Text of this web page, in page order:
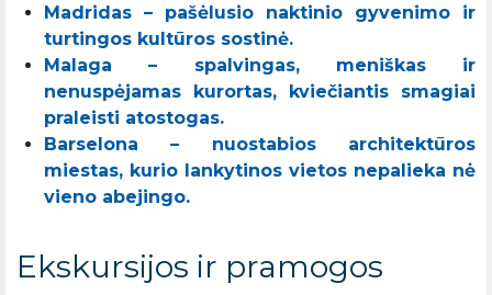
Madridas – pašėlusio naktinio gyvenimo ir
turtingos kultūros sostinė.
Malaga – spalvingas, meniškas ir
nenuspėjamas kurortas, kviečiantis smagiai
praleisti atostogas.
Barselona – nuostabios architektūros
miestas, kurio lankytinos vietos nepalieka nė
vieno abejingo.
Ekskursijos ir pramogos